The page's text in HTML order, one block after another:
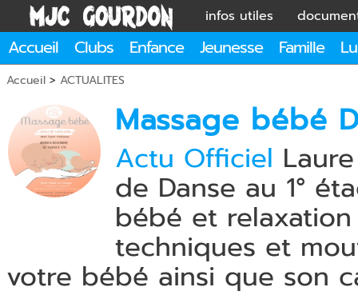
infos utiles
Accueil Clubs Enfance Jeunesse Famille
Accueil > ACTUALITES
Massage bébé
Actu Officiel
de Danse au 1°
bébé et
techniques et
votre bébé ainsi que son